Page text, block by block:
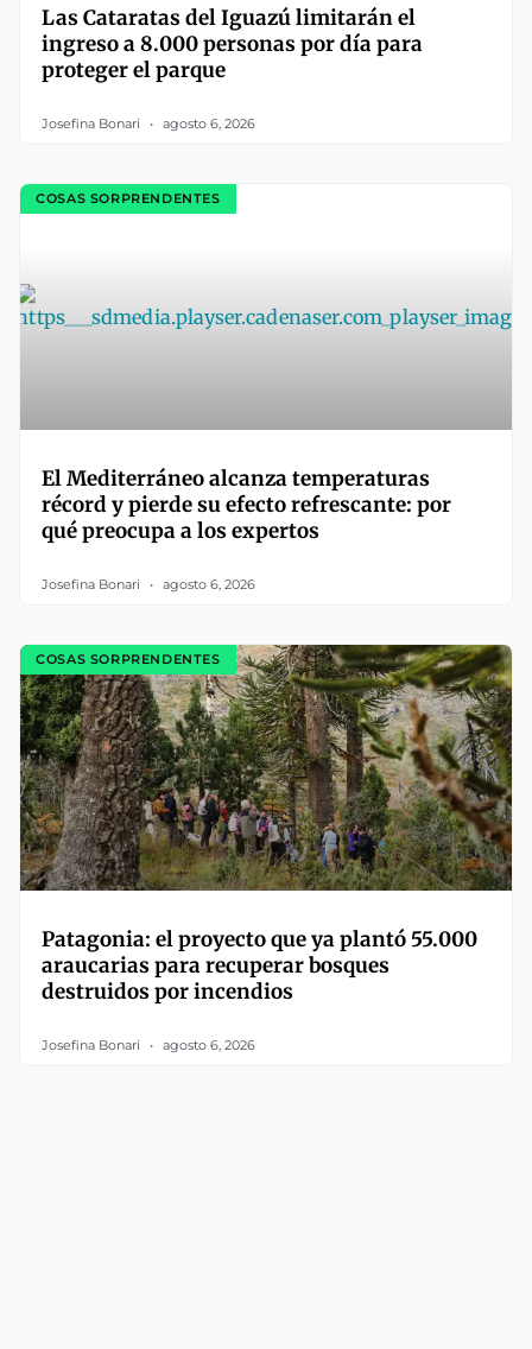
Las Cataratas del Iguazú limitarán el
ingreso a 8.000 personas por día para
proteger el parque
Josefina Bonari agosto 6, 2026
COSAS SORPRENDENTES
El Mediterráneo alcanza temperaturas
récord y pierde su efecto refrescante: por
qué preocupa a los expertos
Josefina Bonari agosto 6, 2026
COSAS SORPRENDENTES
Patagonia: el proyecto que ya plantó 55.000
araucarias para recuperar bosques
destruidos por incendios
Josefina Bonari agosto 6, 2026